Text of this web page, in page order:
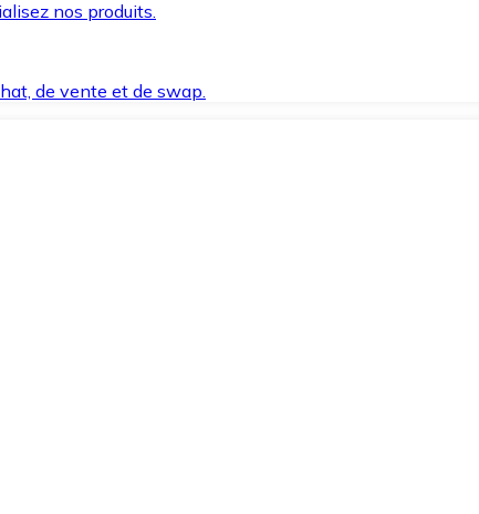
nos produits.
de vente et de swap.